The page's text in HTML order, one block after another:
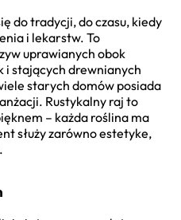
do tradycji, do czasu, kiedy
i lekarstw. To
uprawianych obok
i stających drewnianych
starych domów posiada
Rustykalny raj to
– każda roślina ma
służy zarówno estetyke,